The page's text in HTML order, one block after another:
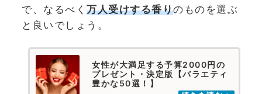
で、なるべく 万人受けする香りのものを選ぶ
と良いでしょう。
女性が大満足する予算2000円の
プレゼント・決定版【バラエティ
豊かな50選！】